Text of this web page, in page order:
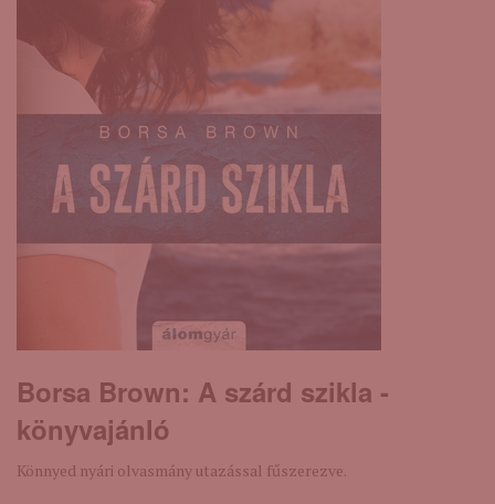
Borsa Brown: A ​szárd szikla -
könyvajánló
Könnyed nyári olvasmány utazással fűszerezve.